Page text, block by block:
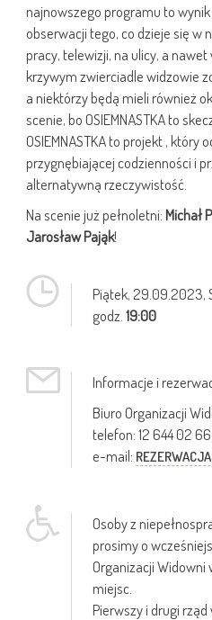
najnowszego programu to
obserwacji tego, co dzieje się w
pracy, telewizji, na ulicy, a
krzywym zwierciadle widzowie
a niektórzy będą mieli również
scenie, bo OSIEMNASTKA to
OSIEMNASTKA to projekt , który
przygnębiającej codzienności i
alternatywną rzeczywistość.
Na scenie już pełnoletni:Michał
Jarosław Pająk!
Piątek,29.09.2023,
godz. 19:00
Informacje i
Biuro Organizacji
telefon: 12 644 02
e-mail:
Osoby z
prosimy o
Organizacji Widowni
miejsc.
Pierwszy i drugi rząd